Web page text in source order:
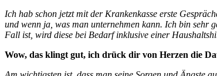
Ich hab schon jetzt mit der Krankenkasse erste
und wenn ja, was man unternehmen kann. Ich bin sehr
Fall ist, wird diese bei Bedarf inklusive einer
Wow, das klingt gut, ich drück dir von Herzen die